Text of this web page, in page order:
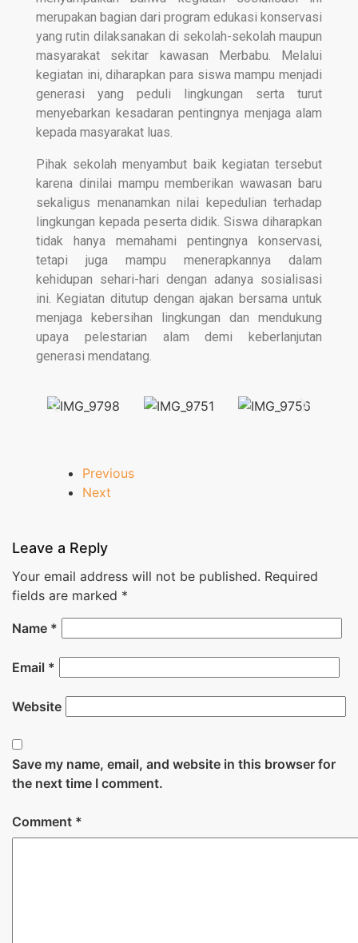
merupakan bagian dari program edukasi konservasi
yang rutin dilaksanakan di sekolah-sekolah maupun
masyarakat sekitar kawasan Merbabu. Melalui
kegiatan ini, diharapkan para siswa mampu menjadi
generasi yang peduli lingkungan serta turut
menyebarkan kesadaran pentingnya menjaga alam
kepada masyarakat luas.
Pihak sekolah menyambut baik kegiatan tersebut
karena dinilai mampu memberikan wawasan baru
sekaligus menanamkan nilai kepedulian terhadap
lingkungan kepada peserta didik. Siswa diharapkan
tidak hanya memahami pentingnya konservasi,
tetapi juga mampu menerapkannya dalam
kehidupan sehari-hari dengan adanya sosialisasi
ini. Kegiatan ditutup dengan ajakan bersama untuk
menjaga kebersihan lingkungan dan mendukung
upaya pelestarian alam demi keberlanjutan
generasi mendatang.
Previous
Next
Leave a Reply
Your email address will not be published. Required
fields are marked *
Name *
Email *
Website
Save my name, email, and website in this browser for
the next time I comment.
Comment *